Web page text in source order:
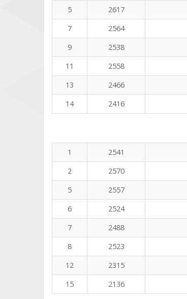
5
2617
7
2564
9
2538
11
2558
13
2466
14
2416
1
2541
2
2570
5
2557
6
2524
7
2488
8
2523
12
2315
15
2136